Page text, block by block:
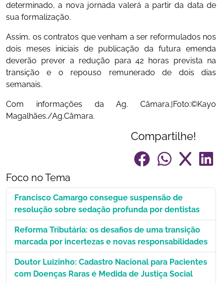
determinado, a nova jornada valerá a partir da data de
sua formalização.
Assim, os contratos que venham a ser reformulados nos
dois meses iniciais de publicação da futura emenda
deverão prever a redução para 42 horas prevista na
transição e o repouso remunerado de dois dias
semanais.
Com informações da Ag. Câmara.|Foto:©Kayo
Magalhães./Ag.Câmara.
Compartilhe!
Foco no Tema
Francisco Camargo consegue suspensão de
resolução sobre sedação profunda por dentistas
Reforma Tributária: os desafios de uma transição
marcada por incertezas e novas responsabilidades
Doutor Luizinho: Cadastro Nacional para Pacientes
com Doenças Raras é Medida de Justiça Social